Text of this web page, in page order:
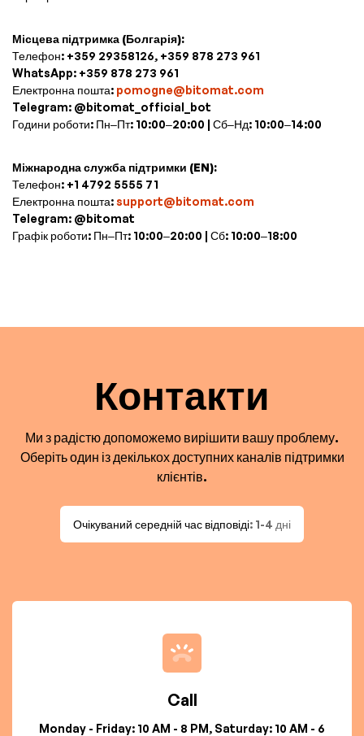
Місцева підтримка (Болгарія):
Телефон: +359 29358126, +359 878 273 961
WhatsApp: +359 878 273 961
Електронна пошта: pomogne@bitomat.com
Telegram: @bitomat_official_bot
Години роботи: Пн–Пт: 10:00–20:00 | Сб–Нд: 10:00–14:00
Міжнародна служба підтримки (EN):
Телефон: +1 4792 5555 71
Електронна пошта:support@bitomat.com
Telegram: @bitomat
Графік роботи: Пн–Пт: 10:00–20:00 | Сб: 10:00–18:00
Контакти
Ми з радістю допоможемо вирішити вашу проблему.
Оберіть один із декількох доступних каналів підтримки
клієнтів.
Очікуваний середній час відповіді: 1-4 дні
Call
Monday - Friday: 10 AM - 8 PM, Saturday: 10 AM - 6